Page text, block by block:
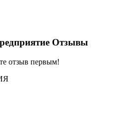
Отзывы
отзыв первым!